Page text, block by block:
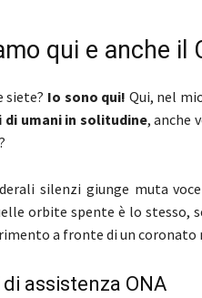
qui e anche il
siete? Io sono qui! Qui, nel
di umani in solitudine, anche
silenzi giunge muta
orbite spente è lo stesso,
a fronte di un coronato
di assistenza ONA